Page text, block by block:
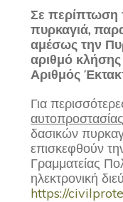
Σε περίπτωση
πυρκαγιά,
αμέσως την
αριθμό
Αριθμός
Για
αυτοπροστασίας
δασικών
επισκεφθούν
Γραμματείας
ηλεκτρονική
https://